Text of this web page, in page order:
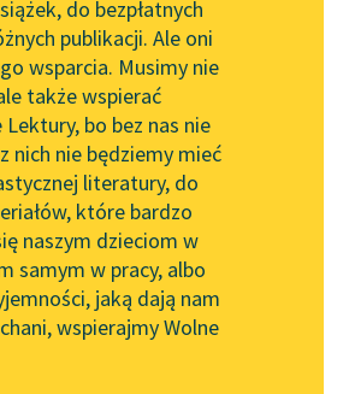
Leśmianator
Przewodnik dla piszących i
czytających
API
OAI-PMH
Widget Wolnych Lektur
Przypisy
do bezpłatnych
publikacji. Ale oni
wsparcia. Musimy nie
także wspierać
bo bez nas nie
nich nie będziemy mieć
literatury, do
które bardzo
naszym dzieciom w
samym w pracy, albo
jaką dają nam
wspierajmy Wolne
wiatr próchna niesie,
Deszcz szary tłucze w
wieńce blaszane,
Omywa szary
cmentarny...
Czytaj więcej